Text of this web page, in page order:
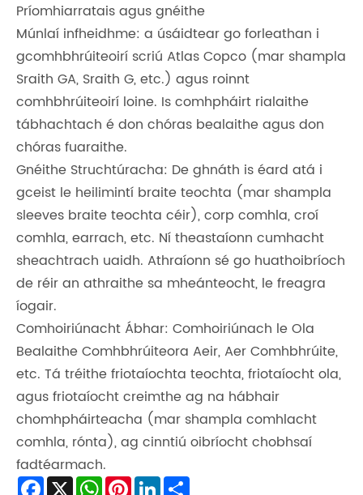
Príomhiarratais agus gnéithe
Múnlaí infheidhme: a úsáidtear go forleathan i
gcomhbhrúiteoirí scriú Atlas Copco (mar shampla
Sraith GA, Sraith G, etc.) agus roinnt
comhbhrúiteoirí loine. Is comhpháirt rialaithe
tábhachtach é don chóras bealaithe agus don
chóras fuaraithe.
Gnéithe Struchtúracha: De ghnáth is éard atá i
gceist le heilimintí braite teochta (mar shampla
sleeves braite teochta céir), corp comhla, croí
comhla, earrach, etc. Ní theastaíonn cumhacht
sheachtrach uaidh. Athraíonn sé go huathoibríoch
de réir an athraithe sa mheánteocht, le freagra
íogair.
Comhoiriúnacht Ábhar: Comhoiriúnach le Ola
Bealaithe Comhbhrúiteora Aeir, Aer Comhbhrúite,
etc. Tá tréithe friotaíochta teochta, friotaíocht ola,
agus friotaíocht creimthe ag na hábhair
chomhpháirteacha (mar shampla comhlacht
comhla, rónta), ag cinntiú oibríocht chobhsaí
fadtéarmach.
Facebook
X WhatsApp
Pinterest
LinkedIn